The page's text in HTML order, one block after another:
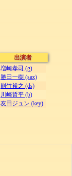
出演者
増崎孝司 (g)
勝田一樹 (sax)
則竹裕之 (ds)
川崎哲平 (b)
友田ジュン (key)